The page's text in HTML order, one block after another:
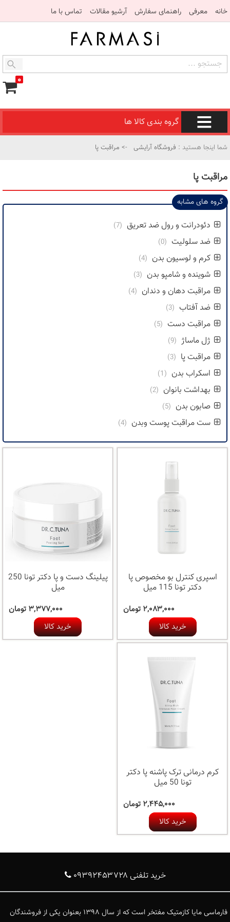
خانه معرفی راهنمای سفارش آرشیو مقالات تماس با ما
۰
گروه بندی کالا ها
شما اینجا هستید : فروشگاه آرایشی -> مراقبت پا
مراقبت پا
گروه های مشابه
دئودرانت و رول ضد تعریق (7)
ضد سلولیت (0)
کرم و لوسیون بدن (4)
شوینده و شامپو بدن (3)
مراقبت دهان و دندان (4)
ضد آفتاب (3)
مراقبت دست (5)
ژل ماساژ (9)
مراقبت پا (3)
اسکراب بدن (1)
بهداشت بانوان (2)
صابون بدن (5)
ست مراقبت پوست وبدن (4)
اسپری کنترل بو مخصوص پا
دکتر تونا 115 میل
۲,۰۸۳,۰۰۰ تومان
خرید کالا
پیلینگ دست و پا دکتر تونا 250
میل
۳,۳۷۷,۰۰۰ تومان
خرید کالا
کرم درمانی ترک پاشنه پا دکتر
تونا 50 میل
۲,۴۴۵,۰۰۰ تومان
خرید کالا
خرید تلفنی ۰۹۳۹۲۴۵۳۷۲۸
فارماسی مایا کازمتیک مفتخر است که از سال ۱۳۹۸ بعنوان یکی از فروشندگان